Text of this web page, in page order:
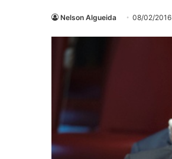
Nelson Algueida 08/02/2016